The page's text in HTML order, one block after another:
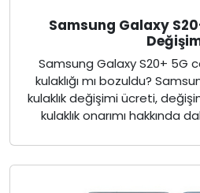
Samsung Galaxy
Samsung Galaxy S20+ 5G
kulaklığı mı bozuldu?
kulaklık değişimi ücreti,
kulaklık onarımı hakkında